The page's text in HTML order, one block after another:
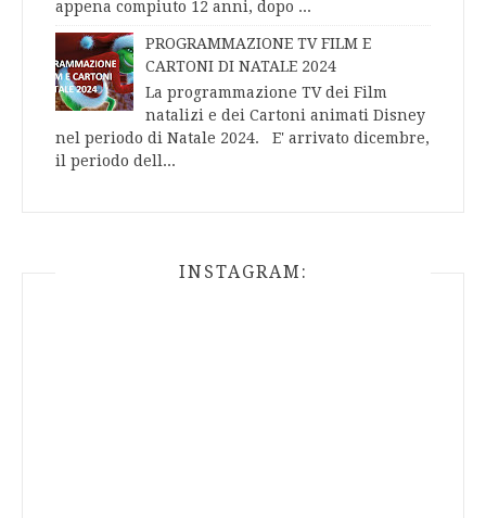
appena compiuto 12 anni, dopo ...
PROGRAMMAZIONE TV FILM E
CARTONI DI NATALE 2024
La programmazione TV dei Film
natalizi e dei Cartoni animati Disney
nel periodo di Natale 2024. E' arrivato dicembre,
il periodo dell...
INSTAGRAM: